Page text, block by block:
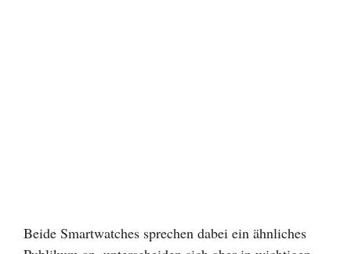
Beide Smartwatches sprechen dabei ein ähnliches